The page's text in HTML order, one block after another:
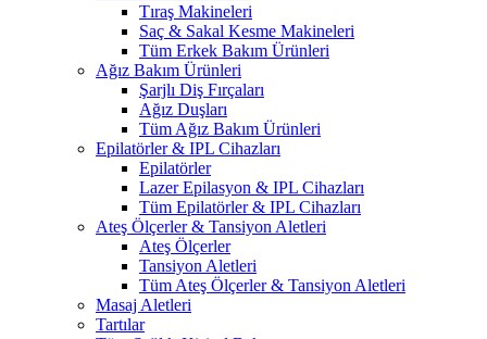
Tıraş Makineleri
Saç & Sakal Kesme Makineleri
Tüm Erkek Bakım Ürünleri
Ağız Bakım Ürünleri
Şarjlı Diş Fırçaları
Ağız Duşları
Tüm Ağız Bakım Ürünleri
Epilatörler & IPL Cihazları
Epilatörler
Lazer Epilasyon & IPL Cihazları
Tüm Epilatörler & IPL Cihazları
Ateş Ölçerler & Tansiyon Aletleri
Ateş Ölçerler
Tansiyon Aletleri
Tüm Ateş Ölçerler & Tansiyon Aletleri
Masaj Aletleri
Tartılar